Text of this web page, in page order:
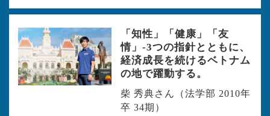
「知性」「健康」「友
情」-3つの指針とともに、
経済成長を続けるベトナム
の地で躍動する。
柴 秀典さん（法学部 2010年
卒 34期）